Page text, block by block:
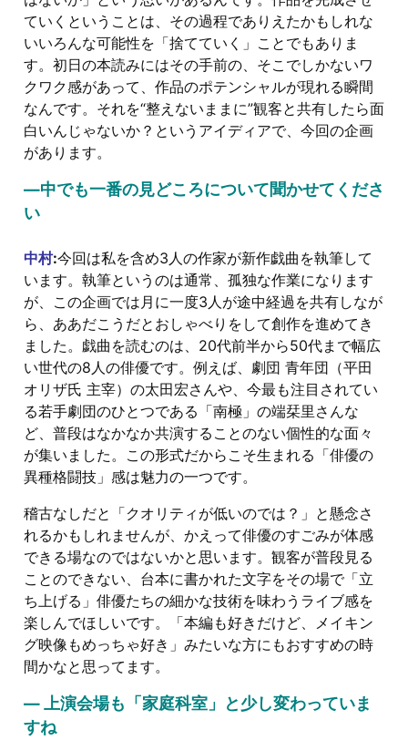
ていくということは、その過程でありえたかもしれな
いいろんな可能性を「捨てていく」ことでもありま
す。初日の本読みにはその手前の、そこでしかないワ
クワク感があって、作品のポテンシャルが現れる瞬間
なんです。それを“整えないままに”観客と共有したら面
白いんじゃないか？というアイディアで、今回の企画
があります。
―中でも一番の見どころについて聞かせてくださ
い
中村:今回は私を含め3人の作家が新作戯曲を執筆して
います。執筆というのは通常、孤独な作業になります
が、この企画では月に一度3人が途中経過を共有しなが
ら、ああだこうだとおしゃべりをして創作を進めてき
ました。戯曲を読むのは、20代前半から50代まで幅広
い世代の8人の俳優です。例えば、劇団 青年団（平田
オリザ氏 主宰）の太田宏さんや、今最も注目されてい
る若手劇団のひとつである「南極」の端栞里さんな
ど、普段はなかなか共演することのない個性的な面々
が集いました。この形式だからこそ生まれる「俳優の
異種格闘技」感は魅力の一つです。
稽古なしだと「クオリティが低いのでは？」と懸念さ
れるかもしれませんが、かえって俳優のすごみが体感
できる場なのではないかと思います。観客が普段見る
ことのできない、台本に書かれた文字をその場で「立
ち上げる」俳優たちの細かな技術を味わうライブ感を
楽しんでほしいです。「本編も好きだけど、メイキン
グ映像もめっちゃ好き」みたいな方にもおすすめの時
間かなと思ってます。
― 上演会場も「家庭科室」と少し変わっていま
すね